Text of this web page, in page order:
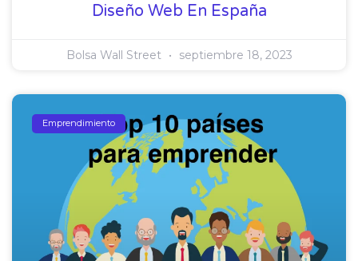
Diseño Web En España
Bolsa Wall Street septiembre 18, 2023
Emprendimiento